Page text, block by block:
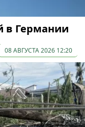
в Германии
08 АВГУСТА 2026 12:20